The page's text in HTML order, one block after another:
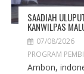
SAADIAH
KANWILPAS
07/08/2026
PROGRAM
Ambon,